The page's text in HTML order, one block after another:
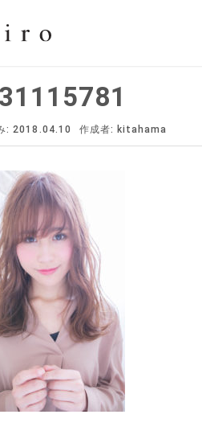
: 2018.04.10 作成者: kitahama